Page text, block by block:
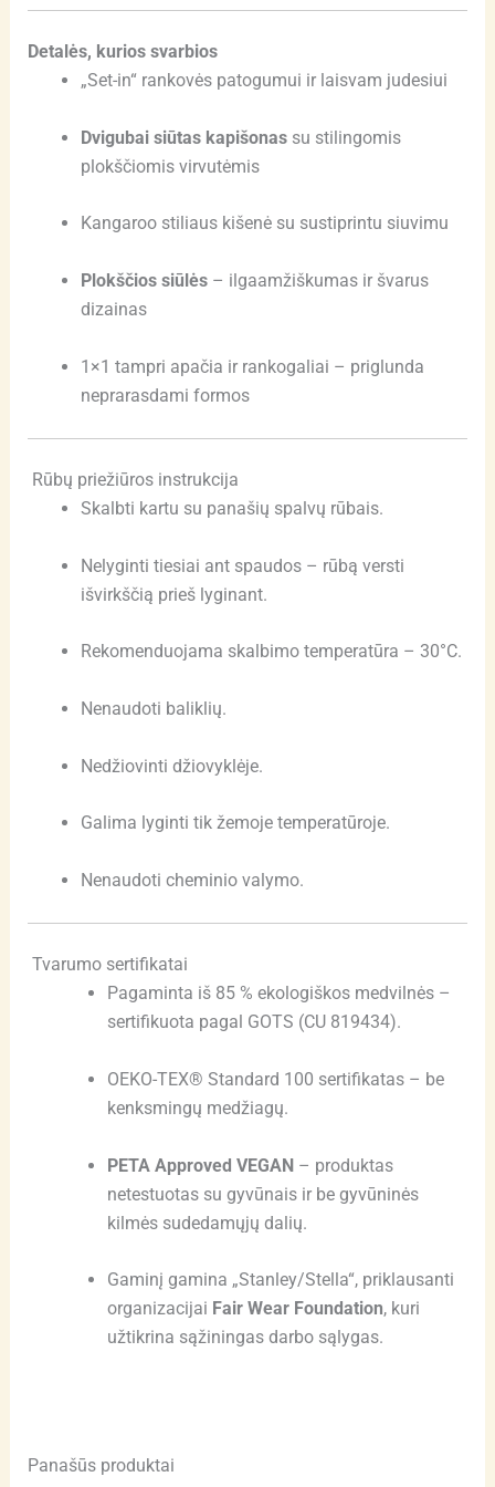
Detalės, kurios svarbios
„Set-in“ rankovės patogumui ir laisvam judesiui
Dvigubai siūtas kapišonassu stilingomis
plokščiomis virvutėmis
Kangaroo stiliaus kišenė su sustiprintu siuvimu
Plokščios siūlės– ilgaamžiškumas ir švarus
dizainas
1×1 tampri apačia ir rankogaliai – priglunda
neprarasdami formos
Rūbų priežiūros instrukcija
Skalbti kartu su panašių spalvų rūbais.
Nelyginti tiesiai ant spaudos – rūbą versti
išvirkščią prieš lyginant.
Rekomenduojama skalbimo temperatūra – 30°C.
Nenaudoti baliklių.
Nedžiovinti džiovyklėje.
Galima lyginti tik žemoje temperatūroje.
Nenaudoti cheminio valymo.
Tvarumo sertifikatai
Pagaminta iš 85 % ekologiškos medvilnės –
sertifikuota pagal GOTS (CU 819434).
OEKO-TEX® Standard 100 sertifikatas – be
kenksmingų medžiagų.
PETA Approved VEGAN– produktas
netestuotas su gyvūnais ir be gyvūninės
kilmės sudedamųjų dalių.
Gaminį gamina „Stanley/Stella“, priklausanti
organizacijai Fair Wear Foundation, kuri
užtikrina sąžiningas darbo sąlygas.
Panašūs produktai